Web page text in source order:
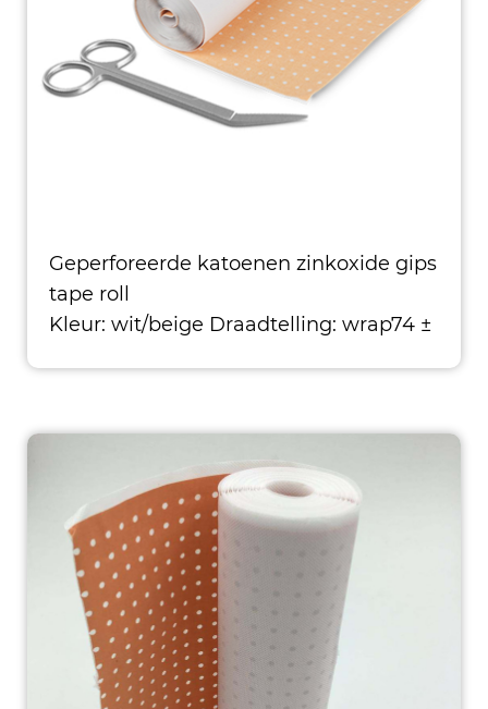
Geperforeerde katoenen zinkoxide gips
tape roll
Kleur: wit/beige Draadtelling: wrap74 ±